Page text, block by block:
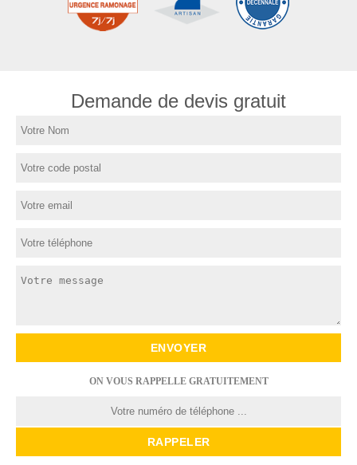
Demande de devis gratuit
ON VOUS RAPPELLE GRATUITEMENT